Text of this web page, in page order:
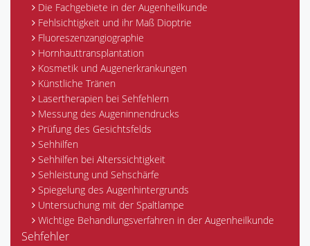
Die Fachgebiete in der Augenheilkunde
Fehlsichtigkeit und ihr Maß Dioptrie
Fluoreszenzangiographie
Hornhauttransplantation
Kosmetik und Augenerkrankungen
Künstliche Tränen
Lasertherapien bei Sehfehlern
Messung des Augeninnendrucks
Prüfung des Gesichtsfelds
Sehhilfen
Sehhilfen bei Alterssichtigkeit
Sehleistung und Sehschärfe
Spiegelung des Augenhintergrunds
Untersuchung mit der Spaltlampe
Wichtige Behandlungsverfahren in der Augenheilkunde
Sehfehler